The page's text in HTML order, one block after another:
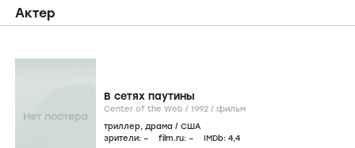
Актер
В сетях паутины
Center of the Web / 1992 / фильм
триллер, драма / США
зрители: – film.ru: – IMDb: 4,4